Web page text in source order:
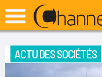
ACTU DES SOCIÉTÉS